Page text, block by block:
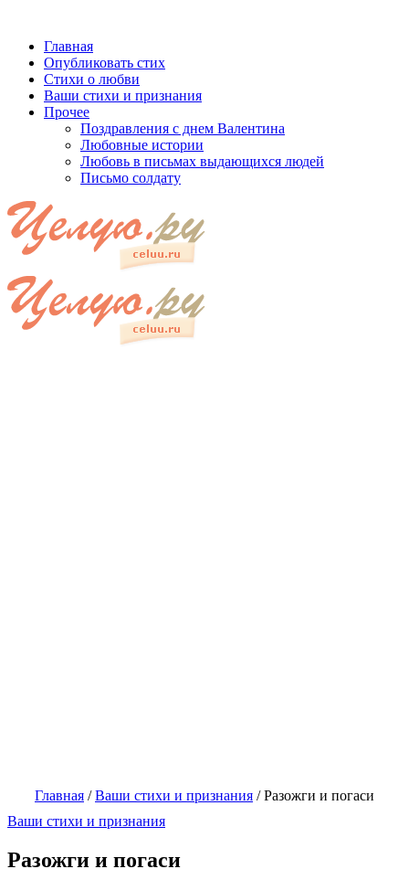
Главная
Опубликовать стих
Стихи о любви
Ваши стихи и признания
Прочее
Поздравления с днем Валентина
Любовные истории
Любовь в письмах выдающихся людей
Письмо солдату
Главная /Ваши стихи и признания /Разожги и погаси
Ваши стихи и признания
Разожги и погаси